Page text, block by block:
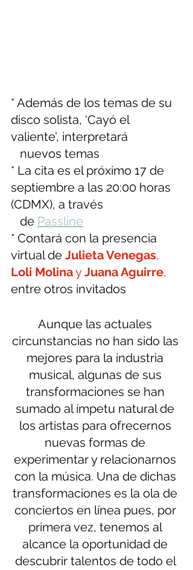
* Además de los temas de su
disco solista, ‘Cayó el
valiente’, interpretará
   nuevos temas
* La cita es el próximo 17 de
septiembre a las 20:00 horas
(CDMX), a través
   de
Passline
* Contará con la presencia
virtual de Julieta Venegas,
Loli Molina y Juana Aguirre,
entre otros invitados
Aunque las actuales
circunstancias no han sido las
mejores para la industria
musical, algunas de sus
transformaciones se han
sumado al ímpetu natural de
los artistas para ofrecernos
nuevas formas de
experimentar y relacionarnos
con la música. Una de dichas
transformaciones es la ola de
conciertos en línea pues, por
primera vez, tenemos al
alcance la oportunidad de
descubrir talentos de todo el